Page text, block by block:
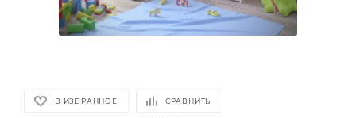
В ИЗБРАННОЕ СРАВНИТЬ